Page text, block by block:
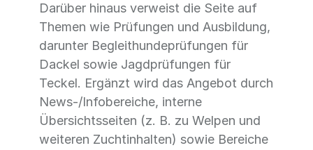
Darüber hinaus verweist die Seite auf
Themen wie Prüfungen und Ausbildung,
darunter Begleithundeprüfungen für
Dackel sowie Jagdprüfungen für
Teckel. Ergänzt wird das Angebot durch
News-/Infobereiche, interne
Übersichtsseiten (z. B. zu Welpen und
weiteren Zuchtinhalten) sowie Bereiche